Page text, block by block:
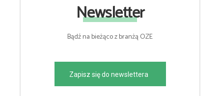
Newsletter
Bądź na bieżąco z branżą OZE
Zapisz się do newslettera